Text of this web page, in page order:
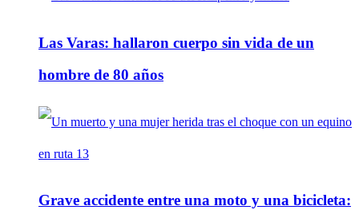
Las Varas: hallaron cuerpo sin vida de un
hombre de 80 años
Grave accidente entre una moto y una bicicleta: